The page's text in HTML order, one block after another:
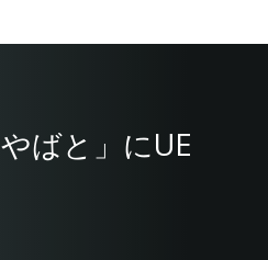
ばと」にUE